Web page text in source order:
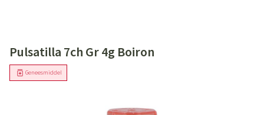
Pulsatilla 7ch Gr 4g Boiron
Geneesmiddel